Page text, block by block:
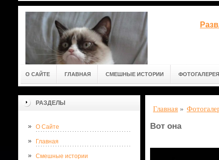
О САЙТЕ ГЛАВНАЯ СМЕШНЫЕ ИСТОРИИ ФОТОГАЛЕРЕЯ
РАЗДЕЛЫ
О Сайте
Главная
Смешные истории
Главная »
Вот она